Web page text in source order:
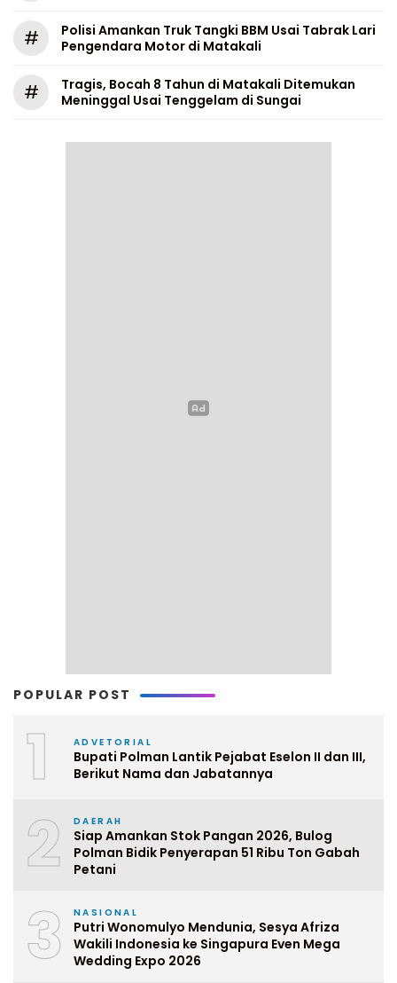
#
Polisi Amankan Truk Tangki BBM Usai Tabrak Lari
Pengendara Motor di Matakali
#
Tragis, Bocah 8 Tahun di Matakali Ditemukan
Meninggal Usai Tenggelam di Sungai
POPULAR POST
1 ADVETORIAL
Bupati Polman Lantik Pejabat Eselon II dan III,
Berikut Nama dan Jabatannya
2 DAERAH
Siap Amankan Stok Pangan 2026, Bulog
Polman Bidik Penyerapan 51 Ribu Ton Gabah
Petani
3 NASIONAL
Putri Wonomulyo Mendunia, Sesya Afriza
Wakili Indonesia ke Singapura Even Mega
Wedding Expo 2026